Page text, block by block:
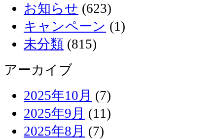
お知らせ (623)
キャンペーン (1)
未分類 (815)
アーカイブ
2025年10月 (7)
2025年9月 (11)
2025年8月 (7)